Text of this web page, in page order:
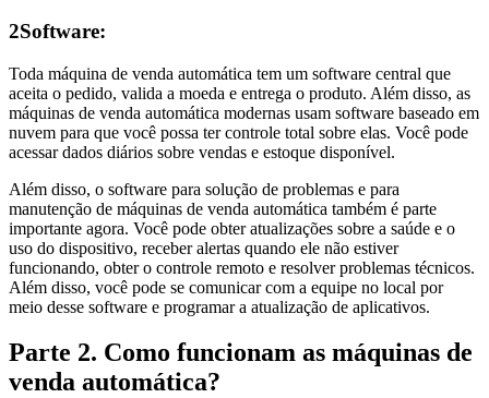
2Software:
Toda máquina de venda automática tem um software central que
aceita o pedido, valida a moeda e entrega o produto. Além disso, as
máquinas de venda automática modernas usam software baseado em
nuvem para que você possa ter controle total sobre elas. Você pode
acessar dados diários sobre vendas e estoque disponível.
Além disso, o software para solução de problemas e para
manutenção de máquinas de venda automática também é parte
importante agora. Você pode obter atualizações sobre a saúde e o
uso do dispositivo, receber alertas quando ele não estiver
funcionando, obter o controle remoto e resolver problemas técnicos.
Além disso, você pode se comunicar com a equipe no local por
meio desse software e programar a atualização de aplicativos.
Parte 2. Como funcionam as máquinas de
venda automática?